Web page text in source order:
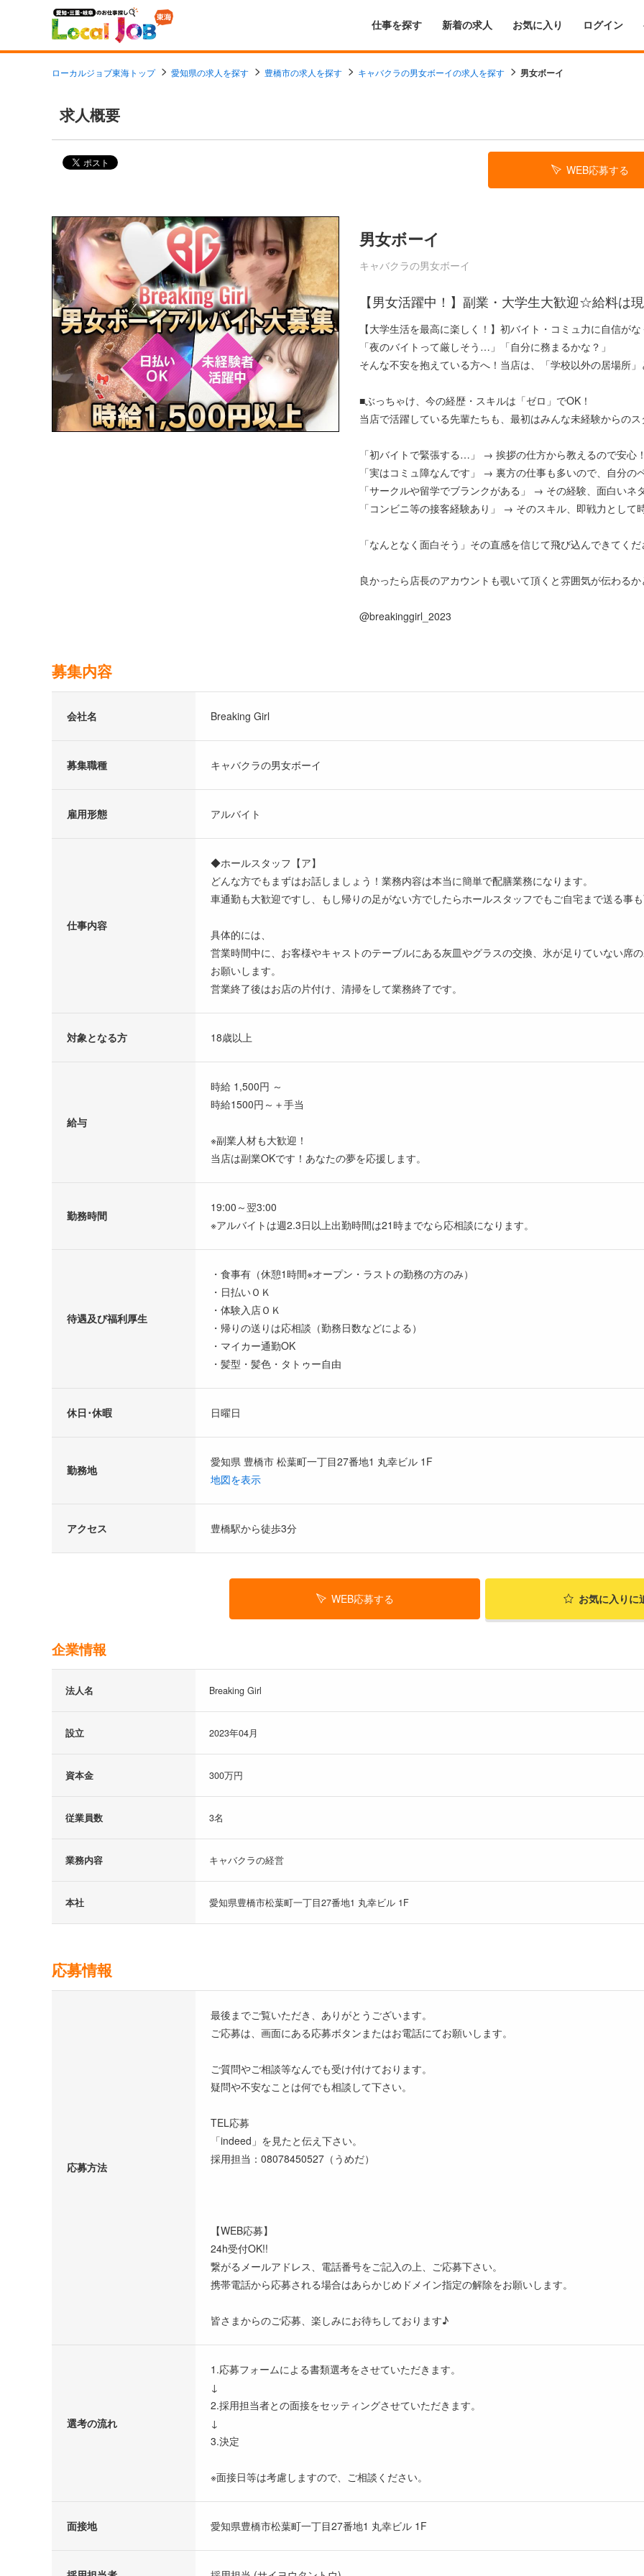
仕事を探す 新着の求人 お気に入り ログイン
ローカルジョブ東海トップ 愛知県の求人を探す 豊橋市の求人を探す キャバクラの男女ボーイの求人を探す 男女ボーイ
求人概要
WEB応募する
男女ボーイ
キャバクラの男女ボーイ
【男女活躍中！】副業・大学生大歓迎☆給料は
【大学生活を最高に楽しく！】初バイト・コミュ力に自信が
「夜のバイトって厳しそう…」「自分に務まるかな？」
そんな不安を抱えている方へ！当店は、「学校以外の居場所
■ぶっちゃけ、今の経歴・スキルは「ゼロ」でOK！
当店で活躍している先輩たちも、最初はみんな未経験からの
「初バイトで緊張する…」 → 挨拶の仕方から教えるので安心
「実はコミュ障なんです」 → 裏方の仕事も多いので、自分の
「サークルや留学でブランクがある」 → その経験、面白いネ
「コンビニ等の接客経験あり」 → そのスキル、即戦力として
「なんとなく面白そう」その直感を信じて飛び込んできてく
良かったら店長のアカウントも覗いて頂くと雰囲気が伝わる
@breakinggirl_2023
募集内容
会社名 Breaking Girl
募集職種 キャバクラの男女ボーイ
雇用形態 アルバイト
仕事内容
◆ホールスタッフ【ア】
どんな方でもまずはお話しましょう！業務内容は本当に簡単で配膳業務になります。
車通勤も大歓迎ですし、もし帰りの足がない方でしたらホールスタッフでもご自宅まで送る事
具体的には、
営業時間中に、お客様やキャストのテーブルにある灰皿やグラスの交換、氷が足りていない席
お願いします。
営業終了後はお店の片付け、清掃をして業務終了です。
対象となる方 18歳以上
給与
時給 1,500円 ～
時給1500円～＋手当
※副業人材も大歓迎！
当店は副業OKです！あなたの夢を応援します。
勤務時間
19:00～翌3:00
※アルバイトは週2.3日以上出勤時間は21時までなら応相談になります。
待遇及び福利厚生
・食事有（休憩1時間※オープン・ラストの勤務の方のみ）
・日払いＯＫ
・体験入店ＯＫ
・帰りの送りは応相談（勤務日数などによる）
・マイカー通勤OK
・髪型・髪色・タトゥー自由
休日･休暇 日曜日
勤務地
愛知県 豊橋市 松葉町一丁目27番地1 丸幸ビル 1F
地図を表示
アクセス 豊橋駅から徒歩3分
WEB応募する お気に入り に
企業情報
法人名 Breaking Girl
設立 2023年04月
資本金 300万円
従業員数 3名
業務内容 キャバクラの経営
本社 愛知県豊橋市松葉町一丁目27番地1 丸幸ビル 1F
応募情報
応募方法
最後までご覧いただき、ありがとうございます。
ご応募は、画面にある応募ボタンまたはお電話にてお願いします。
ご質問やご相談等なんでも受け付けております。
疑問や不安なことは何でも相談して下さい。
TEL応募
「indeed」を見たと伝え下さい。
採用担当：08078450527（うめだ）
【WEB応募】
24h受付OK!!
繋がるメールアドレス、電話番号をご記入の上、ご応募下さい。
携帯電話から応募される場合はあらかじめドメイン指定の解除をお願いします。
皆さまからのご応募、楽しみにお待ちしております♪
選考の流れ
1.応募フォームによる書類選考をさせていただきます。
↓
2.採用担当者との面接をセッティングさせていただきます。
↓
3.決定
※面接日等は考慮しますので、ご相談ください。
面接地 愛知県豊橋市松葉町一丁目27番地1 丸幸ビル 1F